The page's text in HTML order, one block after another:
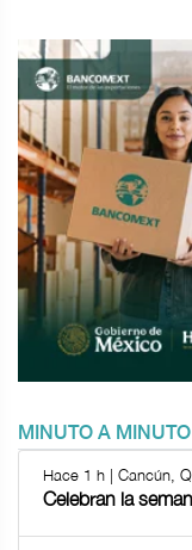
MINUTO A MINUTO
Hace 1 h | Cancún,
Celebran la